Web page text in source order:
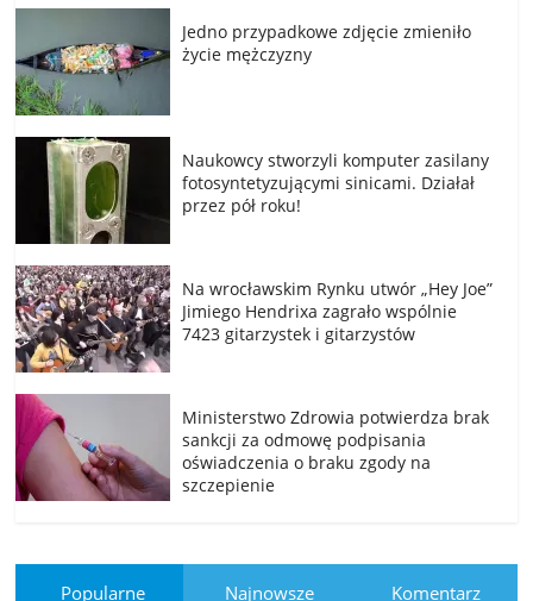
Jedno przypadkowe zdjęcie zmieniło
życie mężczyzny
Naukowcy stworzyli komputer zasilany
fotosyntetyzującymi sinicami. Działał
przez pół roku!
Na wrocławskim Rynku utwór „Hey Joe”
Jimiego Hendrixa zagrało wspólnie
7423 gitarzystek i gitarzystów
Ministerstwo Zdrowia potwierdza brak
sankcji za odmowę podpisania
oświadczenia o braku zgody na
szczepienie
Popularne Najnowsze Komentarz